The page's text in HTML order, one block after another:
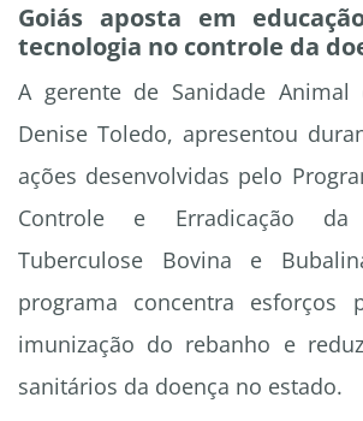
Goiás aposta em
tecnologia no controle da
A gerente de Sanidade Animal
Denise Toledo, apresentou
ações desenvolvidas pelo
Controle e Erradicação
Tuberculose Bovina e
programa concentra esforços
imunização do rebanho e
sanitários da doença no estado.